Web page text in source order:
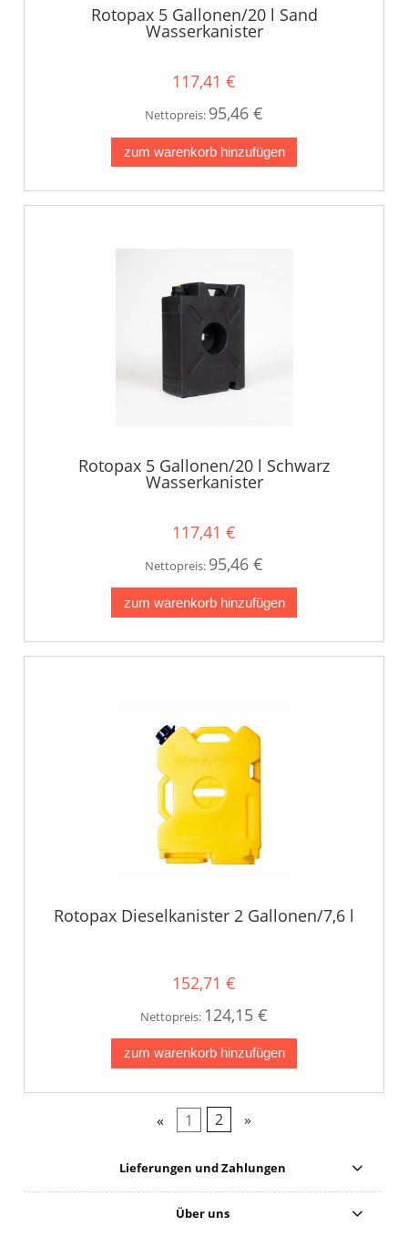
Rotopax 5 Gallonen/20 l Sand
Wasserkanister
117,41 €
Nettopreis: 95,46 €
zum warenkorb hinzufügen
Rotopax 5 Gallonen/20 l Schwarz
Wasserkanister
117,41 €
Nettopreis: 95,46 €
zum warenkorb hinzufügen
Rotopax Dieselkanister 2 Gallonen/7,6 l
152,71 €
Nettopreis: 124,15 €
zum warenkorb hinzufügen
« 1 2 »
Lieferungen und Zahlungen
Über uns